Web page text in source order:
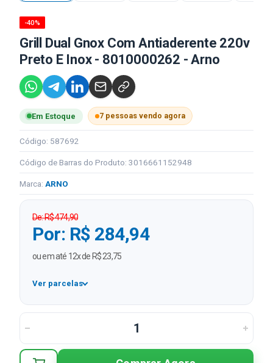
-40%
Grill Dual Gnox Com Antiaderente 220v
Preto E Inox - 8010000262 - Arno
Em Estoque 7 pessoas vendo agora
Código: 587692
Código de Barras do Produto: 3016661152948
Marca: ARNO
De: R$ 474,90
Por: R$ 284,94
ou em até 12x de R$ 23,75
Ver parcelas
1x R$ 284,94
3x R$ 94,98 sem juros